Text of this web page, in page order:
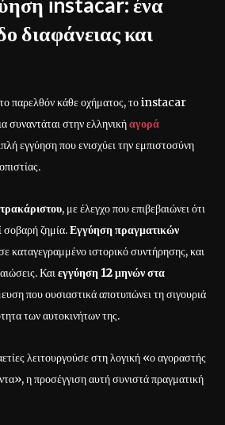
διαφάνειας και
το παρελθόν κάθε οχήματος, το instacar
συναντάται στην ελληνικήαγορά
εγγύηση που ενισχύει την εμπιστοσύνη
, με έλεγχο που επιβεβαιώνει ότι
σοβαρή ζημία.Εγγύηση πραγματικών
καταγεγραμμένο ιστορικό συντήρησης, και
Καιεγγύηση 12 μηνών στα
που ουσιαστικά αποτυπώνει τη σιγουριά
των αυτοκινήτων της.
λειτουργούσε στη λογική «ο αγοραστής
η προσέγγιση αυτή συνιστά πραγματική